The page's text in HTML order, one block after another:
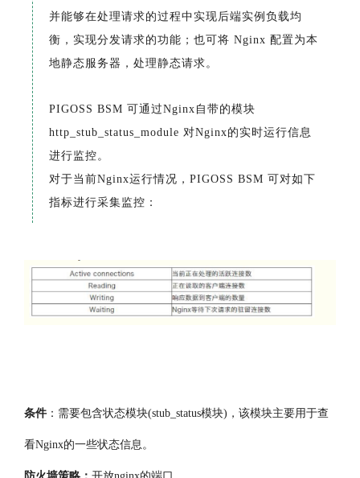
并能够在处理请求的过程中实现后端实例负载均
衡，实现分发请求的功能；也可将 Nginx 配置为本
地静态服务器，处理静态请求。
PIGOSS BSM 可通过Nginx自带的模块
http_stub_status_module 对Nginx的实时运行信息
进行监控。
对于当前Nginx运行情况，PIGOSS BSM 可对如下
指标进行采集监控：
条件 ：需要包含状态模块(stub_status模块)，该模块主要用于查
看Nginx的一些状态信息。